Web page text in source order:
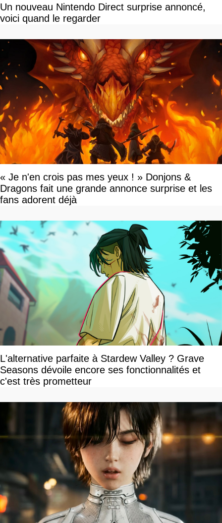
Un nouveau Nintendo Direct surprise annoncé,
voici quand le regarder
« Je n'en crois pas mes yeux ! » Donjons &
Dragons fait une grande annonce surprise et les
fans adorent déjà
L'alternative parfaite à Stardew Valley ? Grave
Seasons dévoile encore ses fonctionnalités et
c'est très prometteur